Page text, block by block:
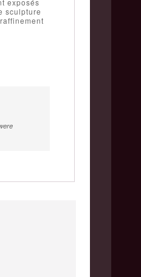
exposés
sculpture